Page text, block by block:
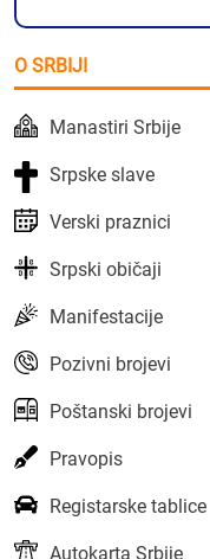
O SRBIJI
Manastiri Srbije
Srpske slave
Verski praznici
Srpski običaji
Manifestacije
Pozivni brojevi
Poštanski brojevi
Pravopis
Registarske tablice
Autokarta Srbije